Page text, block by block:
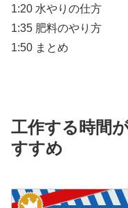
1:20 水やりの仕方
1:35 肥料のやり方
1:50 まとめ
工作する時間
すすめ